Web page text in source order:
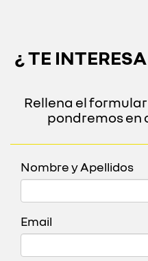
¿ TE
Rellena el
pondremos
Nombre y Apellidos
Email